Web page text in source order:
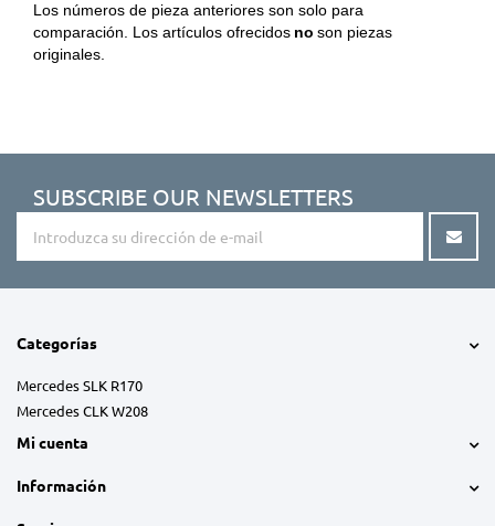
Los números de pieza anteriores son solo para
comparación. Los artículos ofrecidos no son piezas
originales.
SUBSCRIBE OUR NEWSLETTERS
Categorías
Mercedes SLK R170
Mercedes CLK W208
Mi cuenta
Información